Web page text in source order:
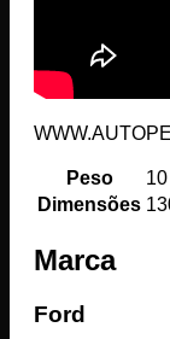
Peso
Dimensões
Marca
Ford